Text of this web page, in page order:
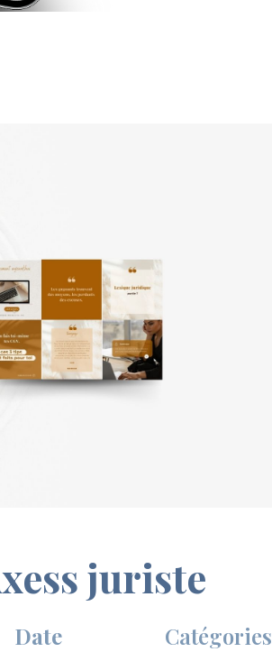
juriste
Date Catégories